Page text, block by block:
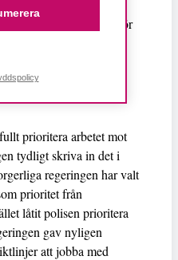
utsatta att få ansvariga för
ges möjlighet att driva
prioritera arbetet mot
tydligt skriva in det i
regeringen har valt
prioritet från
låtit polisen prioritera
gav nyligen
att jobba med